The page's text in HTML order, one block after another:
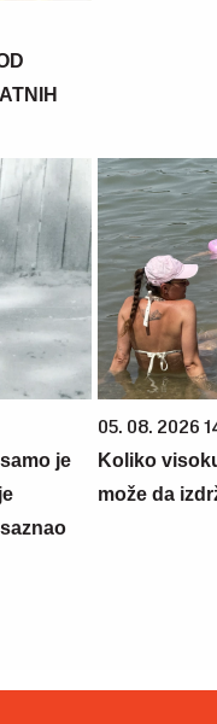
je
05. 08. 2026
Koliko
može da